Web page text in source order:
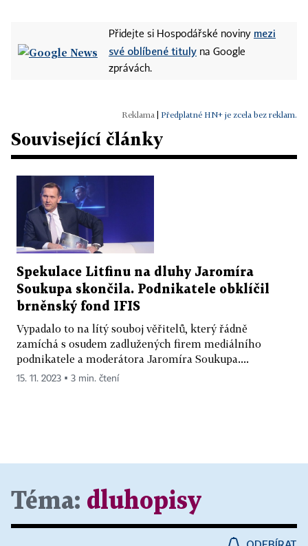
Přidejte si Hospodářské noviny mezi
své oblíbené tituly na Google
zprávách.
Předplatné HN+ je zcela bez reklam.
Související články
Spekulace Litfinu na dluhy Jaromíra
Soukupa skončila. Podnikatele obklíčil
brněnský fond IFIS
Vypadalo to na lítý souboj věřitelů, který řádně
zamíchá s osudem zadlužených firem mediálního
podnikatele a moderátora Jaromíra Soukupa....
15. 11. 2023 ▪ 3 min. čtení
Téma: dluhopisy